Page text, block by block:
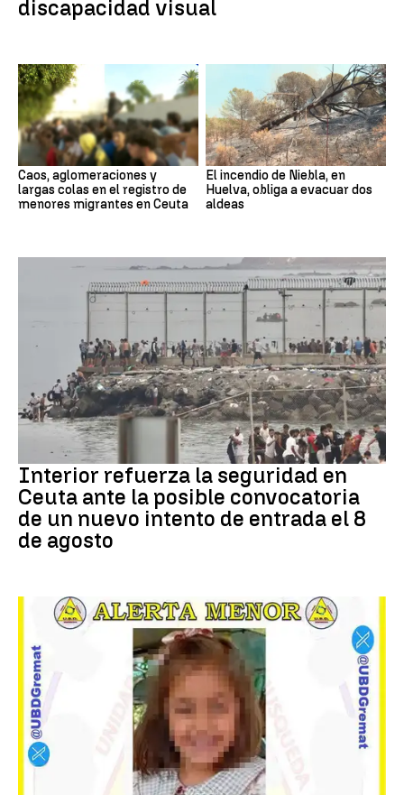
discapacidad visual
Caos, aglomeraciones y
largas colas en el registro de
menores migrantes en Ceuta
El incendio de Niebla, en
Huelva, obliga a evacuar dos
aldeas
CRISIS MIGRATORIA
Interior refuerza la seguridad en
Ceuta ante la posible convocatoria
de un nuevo intento de entrada el 8
de agosto